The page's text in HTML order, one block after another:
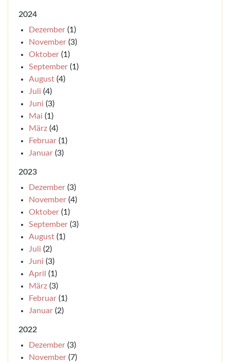
2024
Dezember (1)
November (3)
Oktober (1)
September (1)
August (4)
Juli (4)
Juni (3)
Mai (1)
März (4)
Februar (1)
Januar (3)
2023
Dezember (3)
November (4)
Oktober (1)
September (3)
August (1)
Juli (2)
Juni (3)
April (1)
März (3)
Februar (1)
Januar (2)
2022
Dezember (3)
November (7)